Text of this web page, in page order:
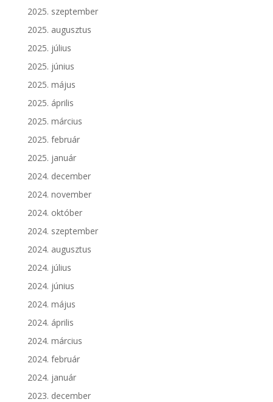
2025. szeptember
2025. augusztus
2025. július
2025. június
2025. május
2025. április
2025. március
2025. február
2025. január
2024. december
2024. november
2024. október
2024. szeptember
2024. augusztus
2024. július
2024. június
2024. május
2024. április
2024. március
2024. február
2024. január
2023. december